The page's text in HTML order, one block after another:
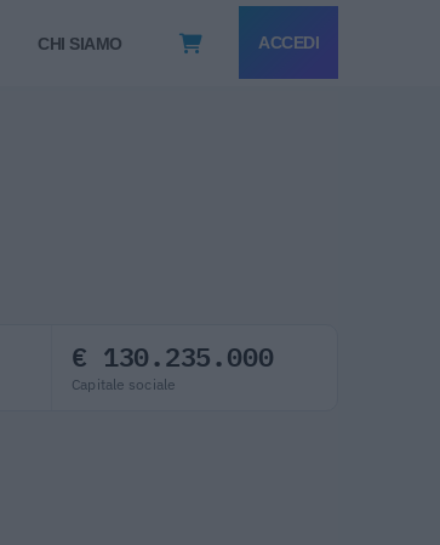
CHI SIAMO ACCEDI
€ 130.235.000
Capitale sociale